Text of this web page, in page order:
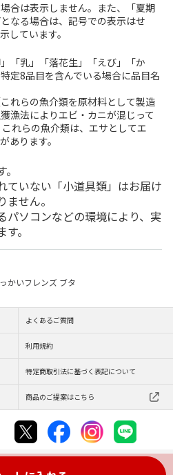
合は表示しません。また、「夏期
なる場合は、記号での表示はせ
しています。
「乳」「落花生」「えび」「か
定8品目を含んでいる場合に品目名
れらの魚介類を原材料として製造
漁法によりエビ・カニが混じって
れらの魚介類は、エサとしてエ
あります。
ていない「小道具類」はお届け
せん。
パソコンなどの環境により、実
。
かいフレンズ ブタ
よくあるご質問
利用規約
特定商取引法に基づく表記について
商品のご提案はこちら